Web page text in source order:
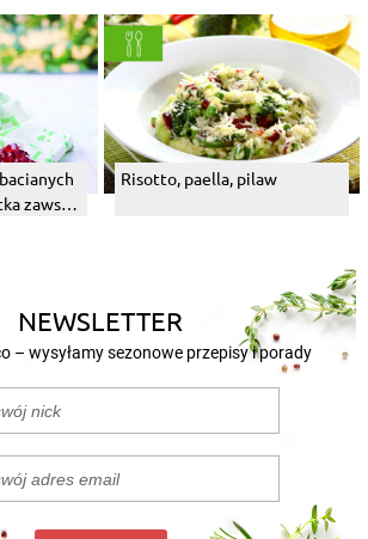
zawsze
Risotto, paella, pilaw
NEWSLETTER
– wysyłamy sezonowe przepisy i porady